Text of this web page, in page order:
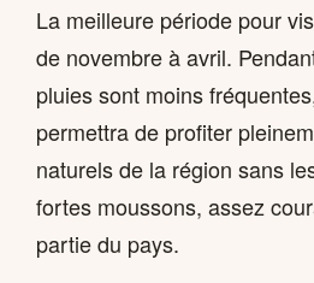
La meilleure période pour
de novembre à avril.
pluies sont moins
permettra de profiter
naturels de la région sans
fortes moussons, assez
partie du pays.